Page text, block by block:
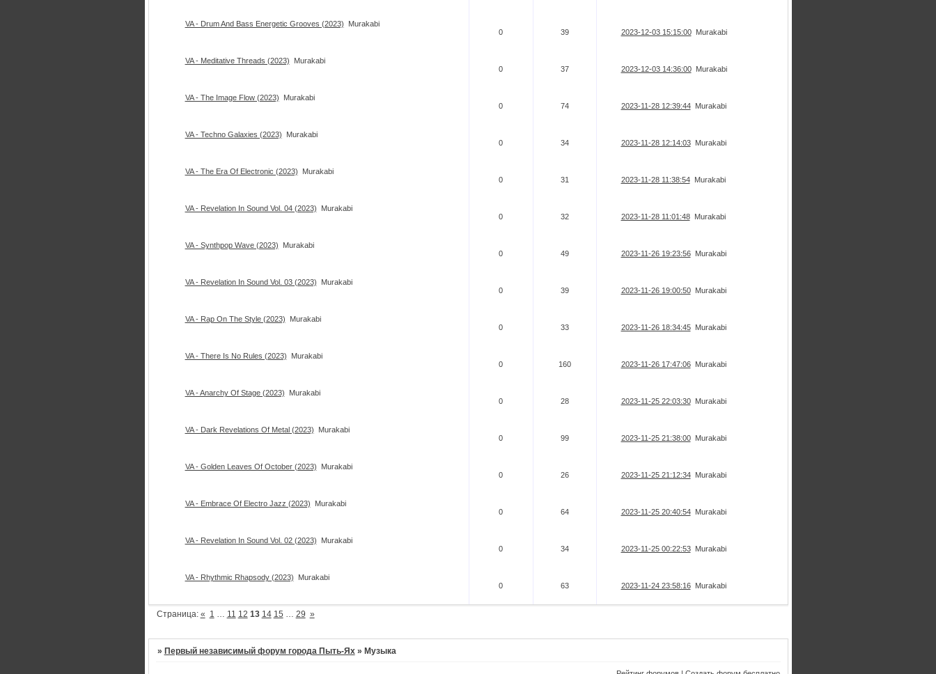
VA - Drum And Bass Energetic Grooves (2023)
Murakabi
0
39 2023-12-03 15:15:00 Murakabi
VA - Meditative Threads (2023)
Murakabi
0
37 2023-12-03 14:36:00 Murakabi
VA - The Image Flow (2023)
Murakabi
0
74 2023-11-28 12:39:44 Murakabi
VA - Techno Galaxies (2023)
Murakabi
0
34 2023-11-28 12:14:03 Murakabi
VA - The Era Of Electronic (2023)
Murakabi
0
31 2023-11-28 11:38:54 Murakabi
VA - Revelation In Sound Vol. 04 (2023)
Murakabi
0
32 2023-11-28 11:01:48 Murakabi
VA - Synthpop Wave (2023)
Murakabi
0
49 2023-11-26 19:23:56 Murakabi
VA - Revelation In Sound Vol. 03 (2023)
Murakabi
0
39 2023-11-26 19:00:50 Murakabi
VA - Rap On The Style (2023)
Murakabi
0
33 2023-11-26 18:34:45 Murakabi
VA - There Is No Rules (2023)
Murakabi
0
160 2023-11-26 17:47:06 Murakabi
VA - Anarchy Of Stage (2023)
Murakabi
0
28 2023-11-25 22:03:30 Murakabi
VA - Dark Revelations Of Metal (2023)
Murakabi
0
99 2023-11-25 21:38:00 Murakabi
VA - Golden Leaves Of October (2023)
Murakabi
0
26 2023-11-25 21:12:34 Murakabi
VA - Embrace Of Electro Jazz (2023)
Murakabi
0
64 2023-11-25 20:40:54 Murakabi
VA - Revelation In Sound Vol. 02 (2023)
Murakabi
0
34 2023-11-25 00:22:53 Murakabi
VA - Rhythmic Rhapsody (2023)
Murakabi
0
63 2023-11-24 23:58:16 Murakabi
Страница: « 1 … 11 12 13 14 15 … 29 »
» Первый независимый форум города Пыть-Ях » Музыка